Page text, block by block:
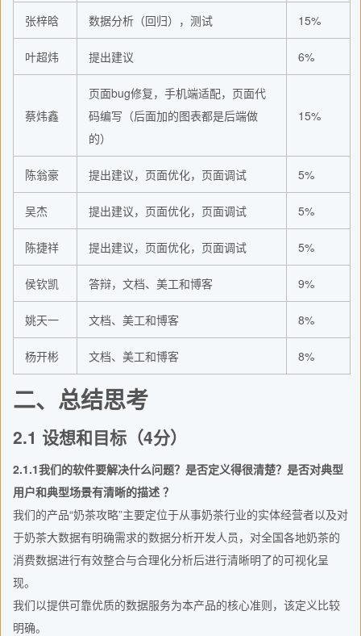
张梓晗 数据分析（回归），测试 15%
叶超炜 提出建议 6%
蔡炜鑫
页面bug修复，手机端适配，页面代
码编写（后面加的图表都是后端做
的）
15%
陈翁豪 提出建议，页面优化，页面调试 5%
吴杰 提出建议，页面优化，页面调试 5%
陈捷祥 提出建议，页面优化，页面调试 5%
侯钦凯 答辩，文档、美工和博客 9%
姚天一 文档、美工和博客 8%
杨开彬 文档、美工和博客 8%
二、总结思考
2.1 设想和目标（4分）
2.1.1我们的软件要解决什么问题？是否定义得很清楚？是否对典型
用户和典型场景有清晰的描述 ？
我们的产品“奶茶攻略”主要定位于从事奶茶行业的实体经营者以及对
于奶茶大数据有明确需求的数据分析开发人员，对全国各地奶茶的
消费数据进行有效整合与合理化分析后进行清晰明了的可视化呈
现。
我们以提供可靠优质的数据服务为本产品的核心准则，该定义比较
明确。